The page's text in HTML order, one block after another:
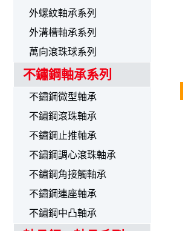
外螺紋軸承系列
外溝槽軸承系列
萬向滾珠球系列
不鏽鋼軸承系列
不鏽鋼微型軸承
不鏽鋼滾珠軸承
不鏽鋼止推軸承
不鏽鋼調心滾珠軸承
不鏽鋼角接觸軸承
不鏽鋼連座軸承
不鏽鋼中凸軸承